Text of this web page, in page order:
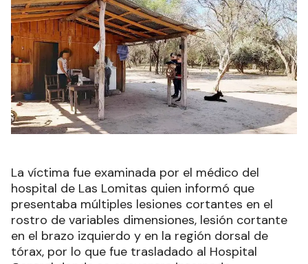
La víctima fue examinada por el médico del
hospital de Las Lomitas quien informó que
presentaba múltiples lesiones cortantes en el
rostro de variables dimensiones, lesión cortante
en el brazo izquierdo y en la región dorsal de
tórax, por lo que fue trasladado al Hospital